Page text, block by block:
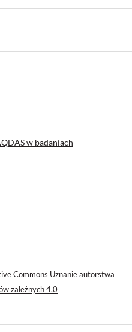
w badaniach
Commons Uznanie autorstwa
zależnych 4.0